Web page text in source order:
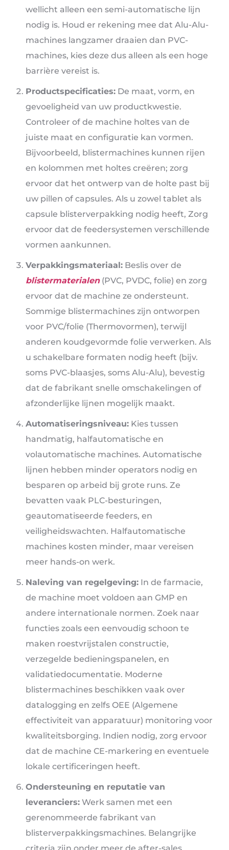
wellicht alleen een semi-automatische lijn
nodig is. Houd er rekening mee dat Alu-Alu-
machines langzamer draaien dan PVC-
machines, kies deze dus alleen als een hoge
barrière vereist is.
Productspecificaties: De maat, vorm, en
gevoeligheid van uw productkwestie.
Controleer of de machine holtes van de
juiste maat en configuratie kan vormen.
Bijvoorbeeld, blistermachines kunnen rijen
en kolommen met holtes creëren; zorg
ervoor dat het ontwerp van de holte past bij
uw pillen of capsules. Als u zowel tablet als
capsule blisterverpakking nodig heeft, Zorg
ervoor dat de feedersystemen verschillende
vormen aankunnen.
Verpakkingsmateriaal: Beslis over de
blistermaterialen(PVC, PVDC, folie) en zorg
ervoor dat de machine ze ondersteunt.
Sommige blistermachines zijn ontworpen
voor PVC/folie (Thermovormen), terwijl
anderen koudgevormde folie verwerken. Als
u schakelbare formaten nodig heeft (bijv.
soms PVC-blaasjes, soms Alu-Alu), bevestig
dat de fabrikant snelle omschakelingen of
afzonderlijke lijnen mogelijk maakt.
Automatiseringsniveau: Kies tussen
handmatig, halfautomatische en
volautomatische machines. Automatische
lijnen hebben minder operators nodig en
besparen op arbeid bij grote runs. Ze
bevatten vaak PLC-besturingen,
geautomatiseerde feeders, en
veiligheidswachten. Halfautomatische
machines kosten minder, maar vereisen
meer hands-on werk.
Naleving van regelgeving: In de farmacie,
de machine moet voldoen aan GMP en
andere internationale normen. Zoek naar
functies zoals een eenvoudig schoon te
maken roestvrijstalen constructie,
verzegelde bedieningspanelen, en
validatiedocumentatie. Moderne
blistermachines beschikken vaak over
datalogging en zelfs OEE (Algemene
effectiviteit van apparatuur) monitoring voor
kwaliteitsborging. Indien nodig, zorg ervoor
dat de machine CE-markering en eventuele
lokale certificeringen heeft.
Ondersteuning en reputatie van
leveranciers: Werk samen met een
gerenommeerde fabrikant van
blisterverpakkingsmachines. Belangrijke